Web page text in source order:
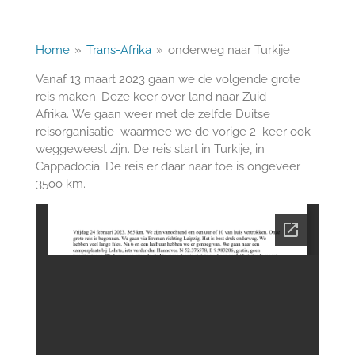
Home » Trans-Afrika » onderweg naar Turkije
Vanaf 13 maart 2023 gaan we de volgende grote
reis maken. Deze keer over land naar Zuid-
Afrika. We gaan weer met de zelfde Duitse
reisorganisatie waarmee we de vorige 2 keer ook
weggeweest zijn. De reis start in Turkije, in
Cappadocia. De reis er daar naar toe is ongeveer
35oo km.